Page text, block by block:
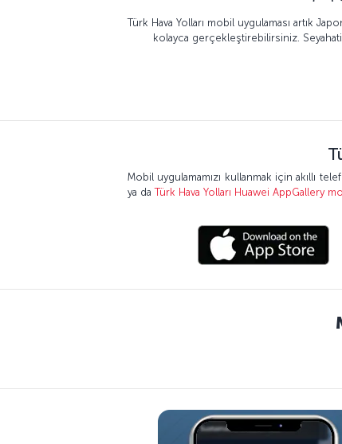
Türk Hava Yolları mobil uygulaması artık
kolayca gerçekleştirebilirsiniz.
Mobil uygulamamızı kullanmak için akıllı
ya daTürk Hava Yolları Huawei AppGallery